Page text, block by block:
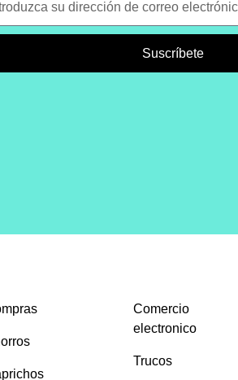
Suscríbete
Comercio
electronico
Trucos